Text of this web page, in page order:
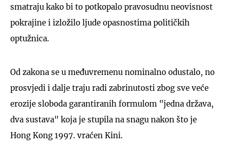
smatraju kako bi to potkopalo pravosudnu neovisnost
pokrajine i izložilo ljude opasnostima političkih
optužnica.
Od zakona se u međuvremenu nominalno odustalo, no
prosvjedi i dalje traju radi zabrinutosti zbog sve veće
erozije sloboda garantiranih formulom "jedna država,
dva sustava" koja je stupila na snagu nakon što je
Hong Kong 1997. vraćen Kini.